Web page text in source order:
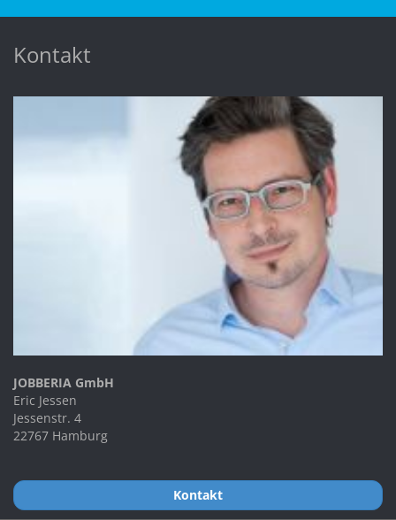
Kontakt
JOBBERIA GmbH
Eric Jessen
Jessenstr. 4
22767 Hamburg
Kontakt